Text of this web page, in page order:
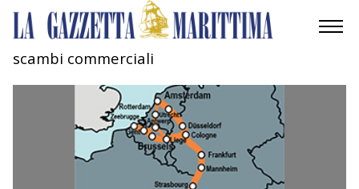
INDUSTRIA
scambi commerciali